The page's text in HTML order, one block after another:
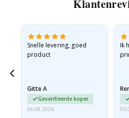
Snelle levering, goed
product
Gitte A
Geverifieerde koper
06.08.2026
Ik